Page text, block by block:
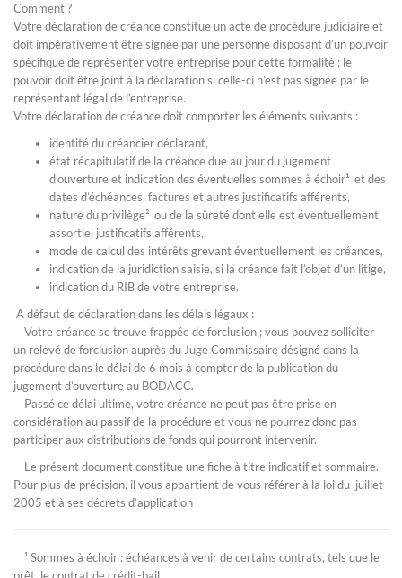
Comment ?
Votre déclaration de créance constitue un acte de procédure judiciaire et
doit impérativement être signée par une personne disposant d’un pouvoir
spécifique de représenter votre entreprise pour cette formalité ; le
pouvoir doit être joint à la déclaration si celle-ci n’est pas signée par le
représentant légal de l’entreprise.
Votre déclaration de créance doit comporter les éléments suivants :
identité du créancier déclarant,
état récapitulatif de la créance due au jour du jugement
d’ouverture et indication des éventuelles sommes à échoir¹ et des
dates d’échéances, factures et autres justificatifs afférents,
nature du privilège² ou de la sûreté dont elle est éventuellement
assortie, justificatifs afférents,
mode de calcul des intérêts grevant éventuellement les créances,
indication de la juridiction saisie, si la créance fait l’objet d’un litige,
indication du RIB de votre entreprise.
A défaut de déclaration dans les délais légaux :
Votre créance se trouve frappée de forclusion ; vous pouvez solliciter
un relevé de forclusion auprès du Juge Commissaire désigné dans la
procédure dans le délai de 6 mois à compter de la publication du
jugement d’ouverture au BODACC.
Passé ce délai ultime, votre créance ne peut pas être prise en
considération au passif de la procédure et vous ne pourrez donc pas
participer aux distributions de fonds qui pourront intervenir.
Le présent document constitue une fiche à titre indicatif et sommaire.
Pour plus de précision, il vous appartient de vous référer à la loi du juillet
2005 et à ses décrets d’application
¹ Sommes à échoir : échéances à venir de certains contrats, tels que le